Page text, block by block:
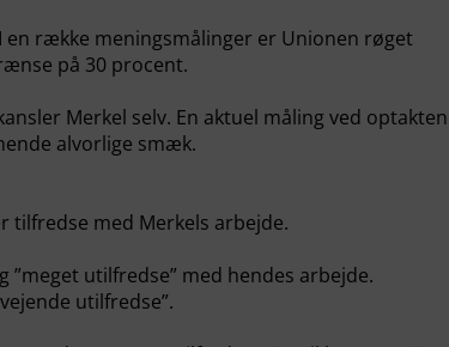
række meningsmålinger er Unionen røget
på 30 procent.
Merkel selv. En aktuel måling ved optakten
alvorlige smæk.
tilfredse med Merkels arbejde.
utilfredse” med hendes arbejde.
utilfredse”.